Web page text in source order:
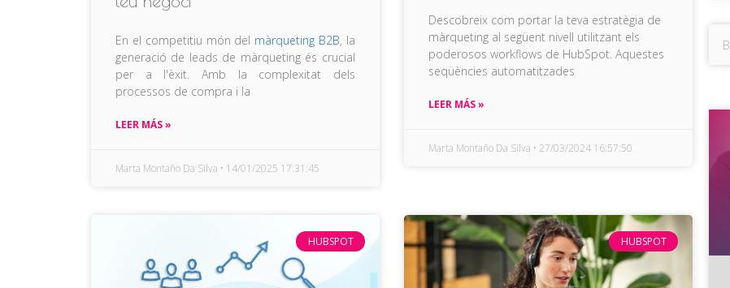
En el competitiu món del màrqueting B2B, la
generació de leads de màrqueting és crucial
per a l'èxit. Amb la complexitat dels
processos de compra i la
LEER MÁS »
Marta Montaño Da Silva 14/01/2025 17:31:45
Descobreix com portar la teva estratègia de
màrqueting al següent nivell utilitzant els
poderosos workflows de HubSpot. Aquestes
seqüències automatitzades
LEER MÁS »
Marta Montaño Da Silva 27/03/2024 16:57:50
HUBSPOT HUBSPOT